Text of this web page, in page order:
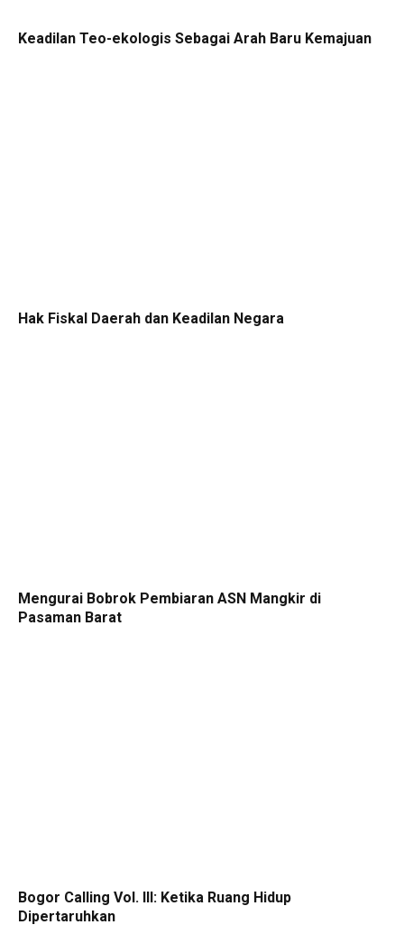
Keadilan Teo-ekologis Sebagai Arah Baru Kemajuan
Hak Fiskal Daerah dan Keadilan Negara
Mengurai Bobrok Pembiaran ASN Mangkir di
Pasaman Barat
Bogor Calling Vol. III: Ketika Ruang Hidup
Dipertaruhkan